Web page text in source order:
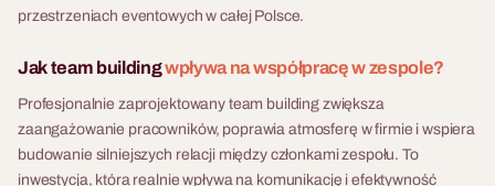
przestrzeniach eventowych w całej Polsce.
Jak team buildingwpływa na współpracę w zespole?
Profesjonalnie zaprojektowany team building zwiększa
zaangażowanie pracowników, poprawia atmosferę w firmie i wspiera
budowanie silniejszych relacji między członkami zespołu. To
inwestycja, która realnie wpływa na komunikację i efektywność